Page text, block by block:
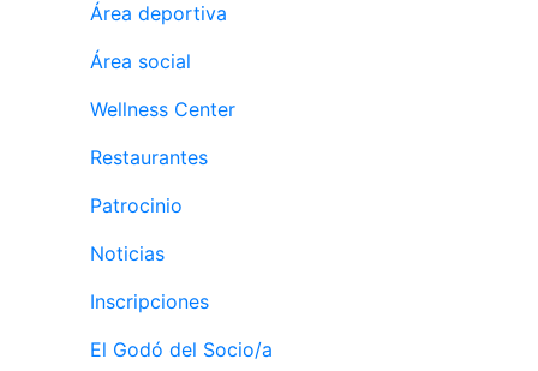
Inspirational
Actividades
mesa
Wellness Center
Área deportiva
Área social
Wellness Center
Restaurantes
Patrocinio
Noticias
Inscripciones
El Godó del Socio/a